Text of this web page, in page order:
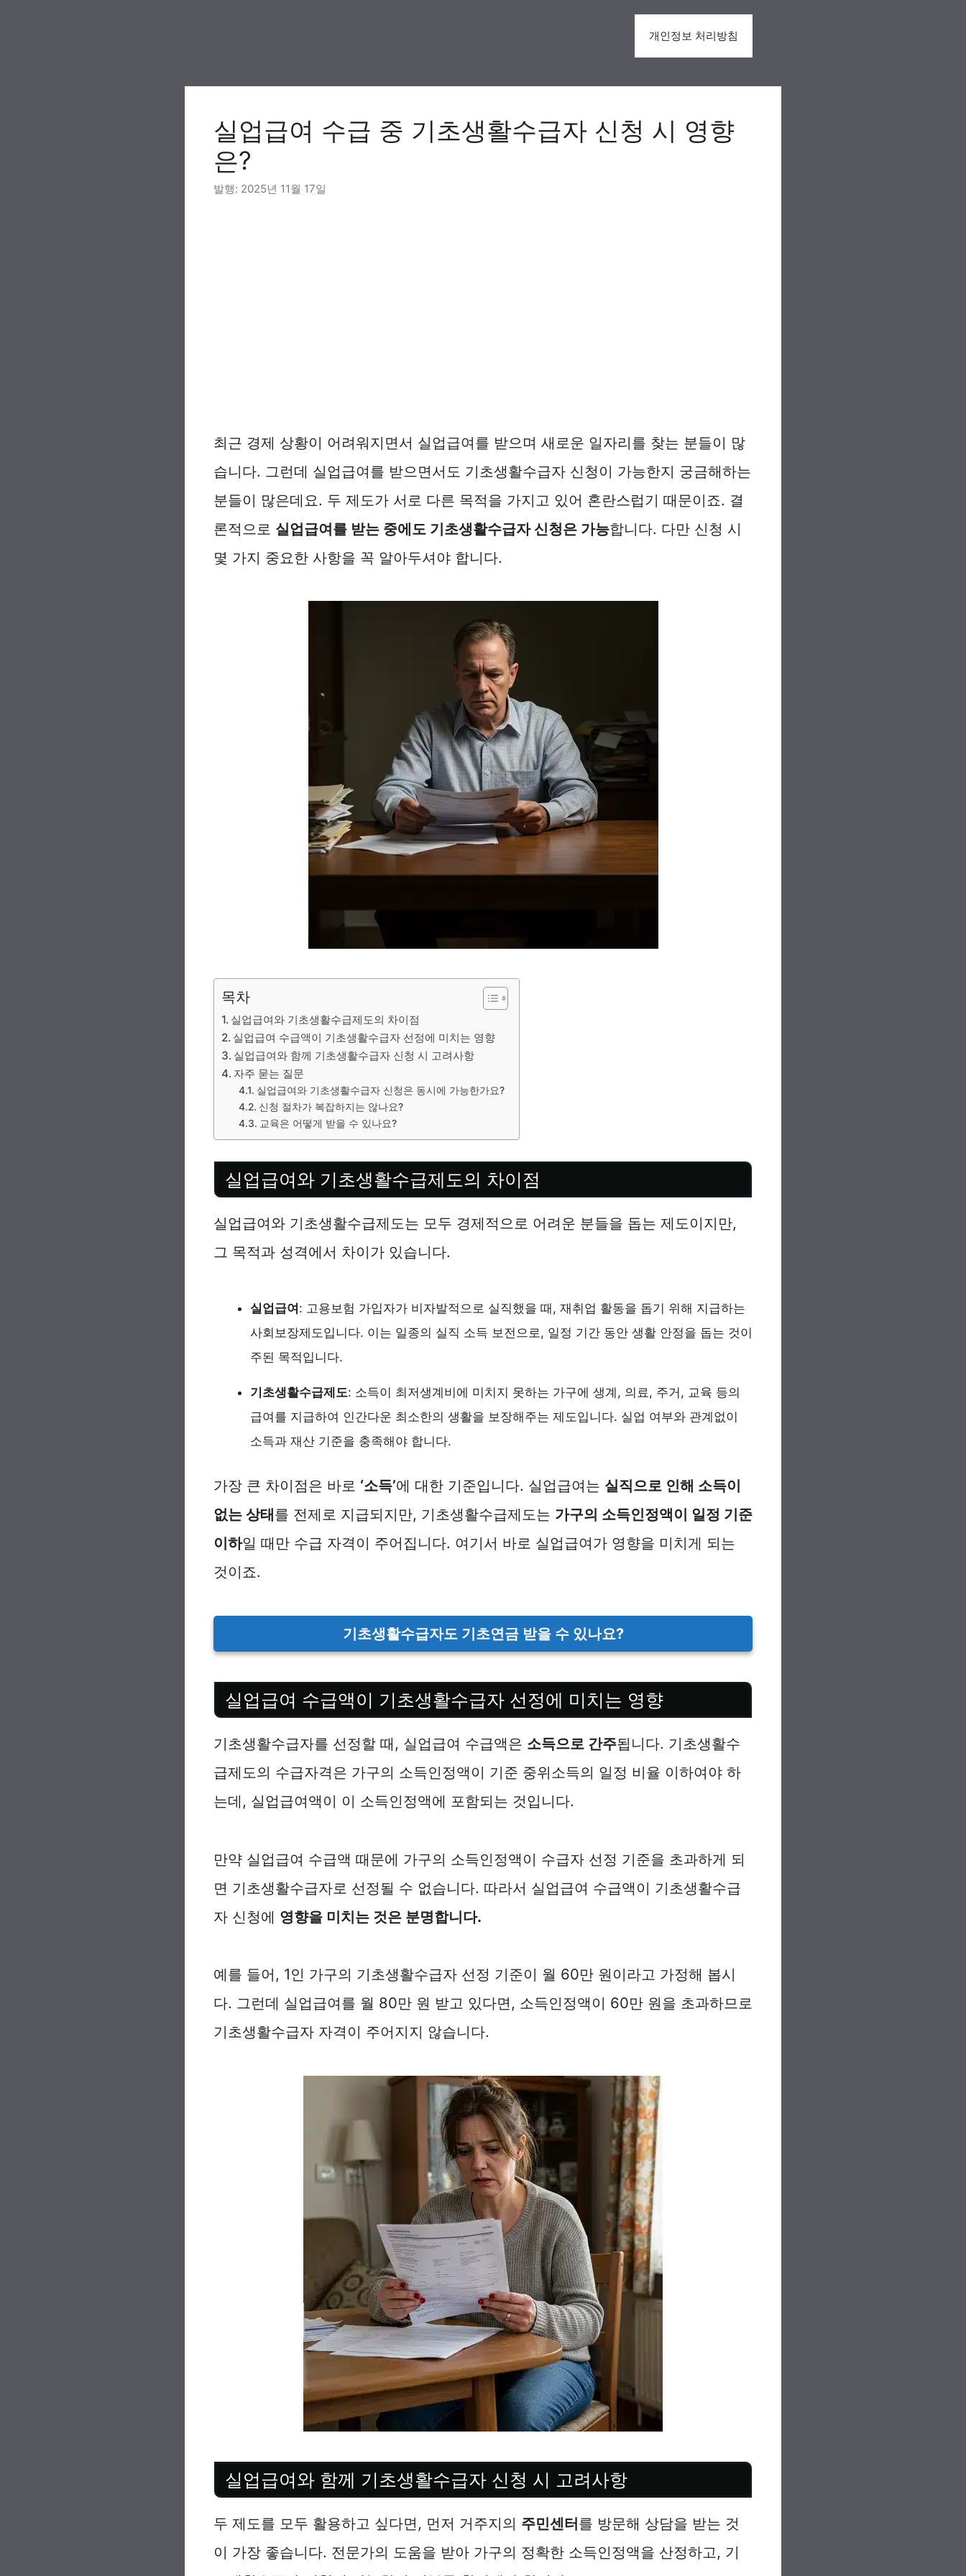
개인정보 처리방침
실업급여 수급 중 기초생활수급자 신청 시 영향
은?
2025년 11월 17일
최근 경제 상황이 어려워지면서 실업급여를 받으며 새로운 일자리를 찾는 분들이 많
습니다. 그런데 실업급여를 받으면서도 기초생활수급자 신청이 가능한지 궁금해하는
분들이 많은데요. 두 제도가 서로 다른 목적을 가지고 있어 혼란스럽기 때문이죠. 결
론적으로 실업급여를 받는 중에도 기초생활수급자 신청은 가능합니다. 다만 신청 시
몇 가지 중요한 사항을 꼭 알아두셔야 합니다.
목차
실업급여와 기초생활수급제도의 차이점
실업급여 수급액이 기초생활수급자 선정에 미치는 영향
실업급여와 함께 기초생활수급자 신청 시 고려사항
자주 묻는 질문
실업급여와 기초생활수급자 신청은 동시에 가능한가요?
신청 절차가 복잡하지는 않나요?
교육은 어떻게 받을 수 있나요?
실업급여와 기초생활수급제도의 차이점
실업급여와 기초생활수급제도는 모두 경제적으로 어려운 분들을 돕는 제도이지만,
그 목적과 성격에서 차이가 있습니다.
실업급여: 고용보험 가입자가 비자발적으로 실직했을 때, 재취업 활동을 돕기 위해 지급하는
사회보장제도입니다. 이는 일종의 실직 소득 보전으로, 일정 기간 동안 생활 안정을 돕는 것이
주된 목적입니다.
기초생활수급제도: 소득이 최저생계비에 미치지 못하는 가구에 생계, 의료, 주거, 교육 등의
급여를 지급하여 인간다운 최소한의 생활을 보장해주는 제도입니다. 실업 여부와 관계없이
소득과 재산 기준을 충족해야 합니다.
가장 큰 차이점은 바로 ‘소득’에 대한 기준입니다. 실업급여는 실직으로 인해 소득이
없는 상태를 전제로 지급되지만, 기초생활수급제도는 가구의 소득인정액이 일정 기준
이하일 때만 수급 자격이 주어집니다. 여기서 바로 실업급여가 영향을 미치게 되는
것이죠.
기초생활수급자도 기초연금 받을 수 있나요?
실업급여 수급액이 기초생활수급자 선정에 미치는 영향
기초생활수급자를 선정할 때, 실업급여 수급액은 소득으로 간주됩니다. 기초생활수
급제도의 수급자격은 가구의 소득인정액이 기준 중위소득의 일정 비율 이하여야 하
는데, 실업급여액이 이 소득인정액에 포함되는 것입니다.
만약 실업급여 수급액 때문에 가구의 소득인정액이 수급자 선정 기준을 초과하게 되
면 기초생활수급자로 선정될 수 없습니다. 따라서 실업급여 수급액이 기초생활수급
자 신청에 영향을 미치는 것은 분명합니다.
예를 들어, 1인 가구의 기초생활수급자 선정 기준이 월 60만 원이라고 가정해 봅시
다. 그런데 실업급여를 월 80만 원 받고 있다면, 소득인정액이 60만 원을 초과하므로
기초생활수급자 자격이 주어지지 않습니다.
실업급여와 함께 기초생활수급자 신청 시 고려사항
두 제도를 모두 활용하고 싶다면, 먼저 거주지의 주민센터를 방문해 상담을 받는 것
이 가장 좋습니다. 전문가의 도움을 받아 가구의 정확한 소득인정액을 산정하고, 기